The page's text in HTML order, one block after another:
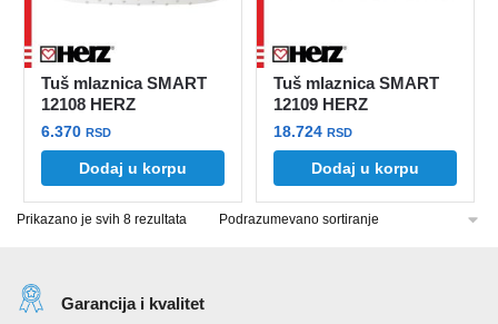
Tuš mlaznica SMART
12108 HERZ
6.370RSD
Dodaj u korpu
Tuš mlaznica SMART
12109 HERZ
18.724RSD
Dodaj u korpu
Prikazano je svih 8 rezultata
Garancija i kvalitet